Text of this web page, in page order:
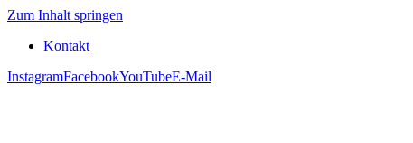
Zum Inhalt springen
Kontakt
InstagramFacebookYouTubeE-Mail